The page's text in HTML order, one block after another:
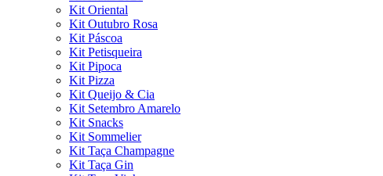
Kit Oriental
Kit Outubro Rosa
Kit Páscoa
Kit Petisqueira
Kit Pipoca
Kit Pizza
Kit Queijo & Cia
Kit Setembro Amarelo
Kit Snacks
Kit Sommelier
Kit Taça Champagne
Kit Taça Gin